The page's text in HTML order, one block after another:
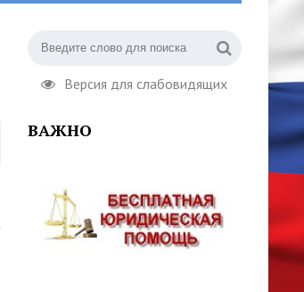
Версия для слабовидящих
ВАЖНО